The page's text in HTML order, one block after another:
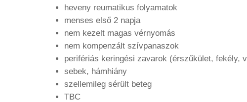
heveny reumatikus folyamatok
menses első 2 napja
nem kezelt magas vérnyomás
nem kompenzált szívpanaszok
perifériás keringési zavarok (érszűkület, fekély,
sebek, hámhiány
szellemileg sérült beteg
TBC